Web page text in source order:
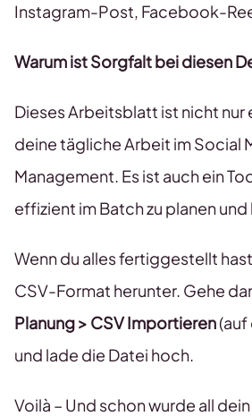
Instagram-Post, Facebook-
Warum ist Sorgfalt bei diesen
Dieses Arbeitsblatt ist nicht nur
deine tägliche Arbeit im Social
Management. Es ist auch ein
effizient im Batch zu planen
Wenn du alles fertiggestellt
CSV-Format herunter. Gehe
Planung > CSV Importieren(auf
und lade die Datei hoch.
Voilà – Und schon wurde all